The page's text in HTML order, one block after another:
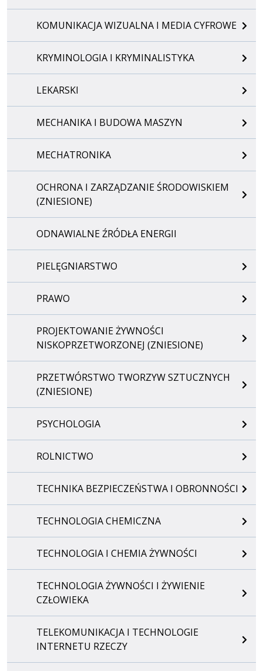
KOMUNIKACJA WIZUALNA I MEDIA CYFROWE
KRYMINOLOGIA I KRYMINALISTYKA
LEKARSKI
MECHANIKA I BUDOWA MASZYN
MECHATRONIKA
OCHRONA I ZARZĄDZANIE ŚRODOWISKIEM
(ZNIESIONE)
ODNAWIALNE ŹRÓDŁA ENERGII
PIELĘGNIARSTWO
PRAWO
PROJEKTOWANIE ŻYWNOŚCI
NISKOPRZETWORZONEJ (ZNIESIONE)
PRZETWÓRSTWO TWORZYW SZTUCZNYCH
(ZNIESIONE)
PSYCHOLOGIA
ROLNICTWO
TECHNIKA BEZPIECZEŃSTWA I OBRONNOŚCI
TECHNOLOGIA CHEMICZNA
TECHNOLOGIA I CHEMIA ŻYWNOŚCI
TECHNOLOGIA ŻYWNOŚCI I ŻYWIENIE
CZŁOWIEKA
TELEKOMUNIKACJA I TECHNOLOGIE
INTERNETU RZECZY